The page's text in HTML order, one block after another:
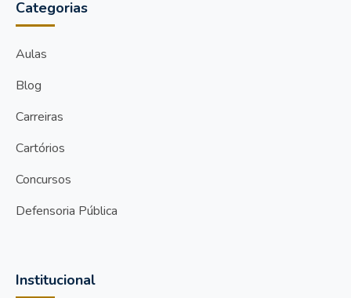
Categorias
Aulas
Blog
Carreiras
Cartórios
Concursos
Defensoria Pública
Institucional